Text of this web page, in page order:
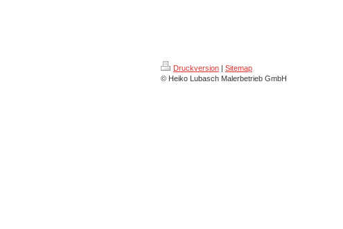
Druckversion | Sitemap
© Heiko Lubasch Malerbetrieb GmbH